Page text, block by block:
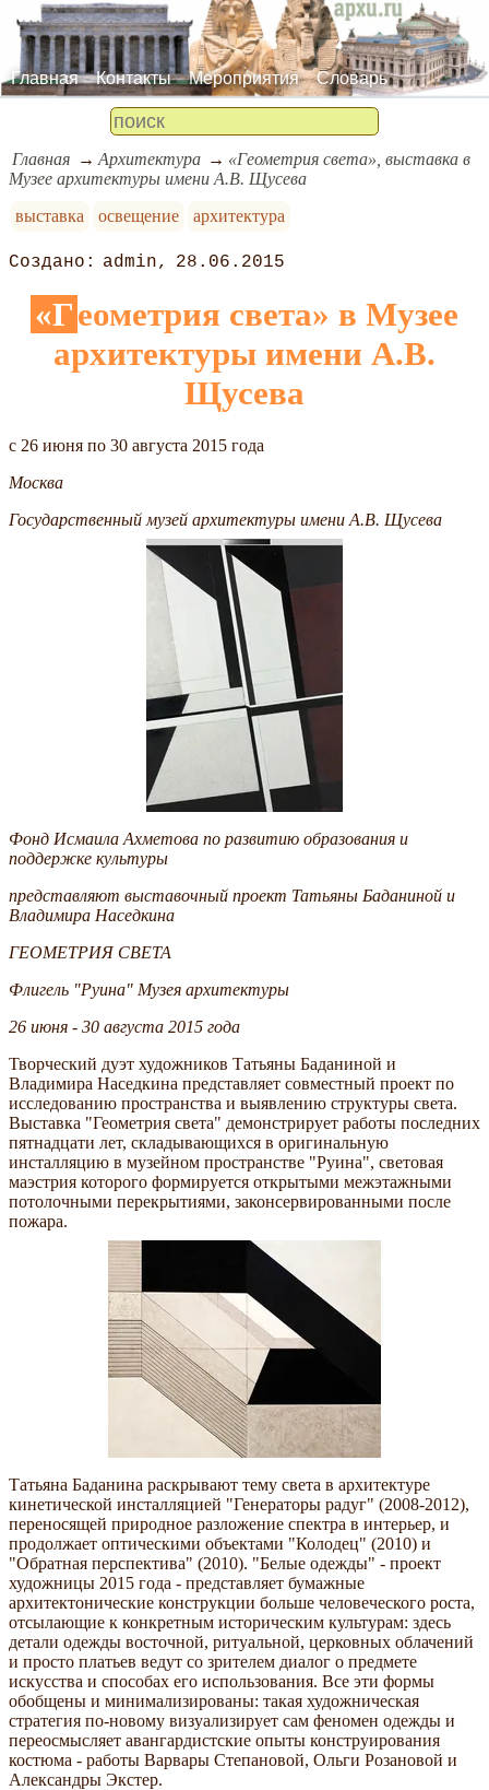
Главная Контакты Мероприятия Словарь
Главная Архитектура
«Геометрия света», выставка в
Музее архитектуры имени А.В. Щусева
выставка
освещение архитектура
admin 28.06.2015
«Геометрия света» в Музее
архитектуры имени А.В.
Щусева
c 26 июня по 30 августа 2015 года
Москва
Государственный музей архитектуры имени А.В. Щусева
Фонд Исмаила Ахметова по развитию образования и
поддержке культуры
представляют выставочный проект Татьяны Баданиной и
Владимира Наседкина
ГЕОМЕТРИЯ СВЕТА
Флигель "Руина" Музея архитектуры
26 июня - 30 августа 2015 года
Творческий дуэт художников Татьяны Баданиной и
Владимира Наседкина представляет совместный проект по
исследованию пространства и выявлению структуры света.
Выставка "Геометрия света" демонстрирует работы последних
пятнадцати лет, складывающихся в оригинальную
инсталляцию в музейном пространстве "Руина", световая
маэстрия которого формируется открытыми межэтажными
потолочными перекрытиями, законсервированными после
пожара.
Татьяна Баданина раскрывают тему света в архитектуре
кинетической инсталляцией "Генераторы радуг" (2008-2012),
переносящей природное разложение спектра в интерьер, и
продолжает оптическими объектами "Колодец" (2010) и
"Обратная перспектива" (2010). "Белые одежды" - проект
художницы 2015 года - представляет бумажные
архитектонические конструкции больше человеческого роста,
отсылающие к конкретным историческим культурам: здесь
детали одежды восточной, ритуальной, церковных облачений
и просто платьев ведут со зрителем диалог о предмете
искусства и способах его использования. Все эти формы
обобщены и минимализированы: такая художническая
стратегия по-новому визуализирует сам феномен одежды и
переосмысляет авангардистские опыты конструирования
костюма - работы Варвары Степановой, Ольги Розановой и
Александры Экстер.